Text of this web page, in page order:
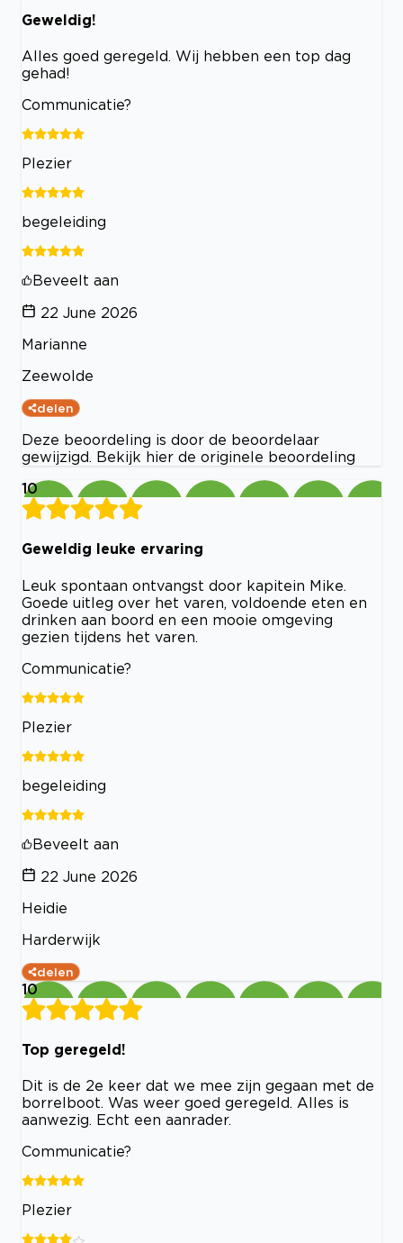
Geweldig!
Alles goed geregeld. Wij hebben een top dag
gehad!
Communicatie?
Plezier
begeleiding
Beveelt aan
22 June 2026
Marianne
Zeewolde
delen
Deze beoordeling is door de beoordelaar
gewijzigd. Bekijk hier de originele beoordeling
10
Geweldig leuke ervaring
Leuk spontaan ontvangst door kapitein Mike.
Goede uitleg over het varen, voldoende eten en
drinken aan boord en een mooie omgeving
gezien tijdens het varen.
Communicatie?
Plezier
begeleiding
Beveelt aan
22 June 2026
Heidie
Harderwijk
delen
10
Top geregeld!
Dit is de 2e keer dat we mee zijn gegaan met de
borrelboot. Was weer goed geregeld. Alles is
aanwezig. Echt een aanrader.
Communicatie?
Plezier